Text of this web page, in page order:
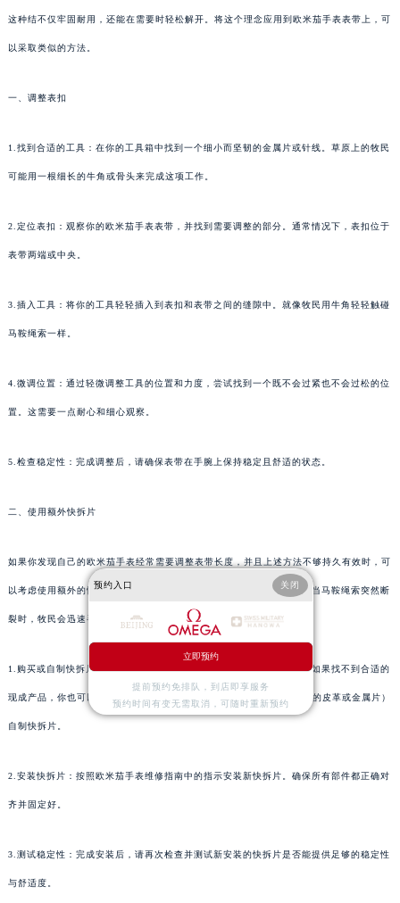
这种结不仅牢固耐用，还能在需要时轻松解开。将这个理念应用到欧米茄手表表带上，可
以采取类似的方法。
一、调整表扣
1.找到合适的工具：在你的工具箱中找到一个细小而坚韧的金属片或针线。草原上的牧民
可能用一根细长的牛角或骨头来完成这项工作。
2.定位表扣：观察你的欧米茄手表表带，并找到需要调整的部分。通常情况下，表扣位于
表带两端或中央。
3.插入工具：将你的工具轻轻插入到表扣和表带之间的缝隙中。就像牧民用牛角轻轻触碰
马鞍绳索一样。
4.微调位置：通过轻微调整工具的位置和力度，尝试找到一个既不会过紧也不会过松的位
置。这需要一点耐心和细心观察。
5.检查稳定性：完成调整后，请确保表带在手腕上保持稳定且舒适的状态。
二、使用额外快拆片
如果你发现自己的欧米茄手表经常需要调整表带长度，并且上述方法不够持久有效时，可
以考虑使用额外的快拆片。快拆片类似于草原上的“快速补救”策略——当马鞍绳索突然断
裂时，牧民会迅速寻找替代品进行临时修复。
1.购买或自制快拆片：市面上有许多品牌提供的原装快拆片可供选择。如果找不到合适的
现成产品，你也可以尝试使用一些柔性但强度较高的材料（如特殊设计的皮革或金属片）
自制快拆片。
2.安装快拆片：按照欧米茄手表维修指南中的指示安装新快拆片。确保所有部件都正确对
齐并固定好。
3.测试稳定性：完成安装后，请再次检查并测试新安装的快拆片是否能提供足够的稳定性
与舒适度。
预约入口 关闭
立即预约
提前预约免排队，到店即享服务
预约时间有变无需取消，可随时重新预约